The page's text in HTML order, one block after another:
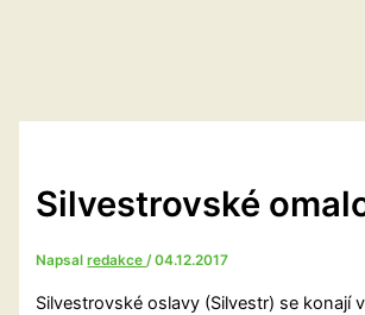
Silvestrovské
Napsalredakce/04.12.2017
Silvestrovské oslavy (Silvestr) se konají